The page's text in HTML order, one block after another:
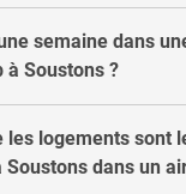
semaine dans
à Soustons ?
les logements sont
Soustons dans un